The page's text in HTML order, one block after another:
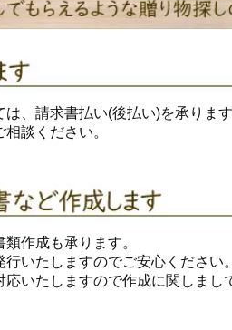
、請求書払い(後払い)を承ります
談ください。
作成も承ります。
いたしますのでご安心ください。
いたしますので作成に関しまし